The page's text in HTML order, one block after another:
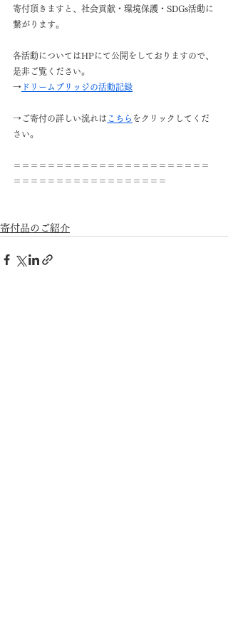
寄付頂きますと、社会貢献・環境保護・SDGs活動に
繋がります。
各活動についてはHPにて公開をしておりますので、
是非ご覧ください。
→ ドリームブリッジの活動記録
→ご寄付の詳しい流れは こちら をクリックしてくだ
さい。
＝＝＝＝＝＝＝＝＝＝＝＝＝＝＝＝＝＝＝＝＝＝＝
＝＝＝＝＝＝＝＝＝＝＝＝＝＝＝＝＝＝
寄付品のご紹介